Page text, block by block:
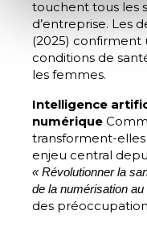
touchent tous les
d’entreprise. Les
(2025) confirment
conditions de
les femmes.
Intelligence
numérique
transforment-elles
enjeu central
« Révolutionner la
de la numérisation au
des